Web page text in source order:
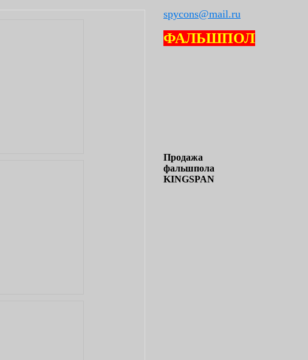
spycons@mail.ru
ФАЛЬШПОЛ
Продажа
фальшпола
KINGSPAN